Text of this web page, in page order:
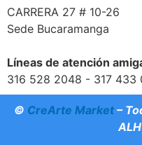
CARRERA 27 # 10-26
Sede Bucaramanga
Líneas de atención
316 528 2048 - 317 433
© CreArte Market –